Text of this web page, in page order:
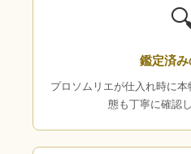
鑑定済
プロソムリエが仕入れ時に
態も丁寧に確認